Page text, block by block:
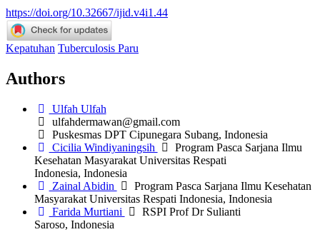
https://doi.org/10.32667/ijid.v4i1.44
Kepatuhan Tuberculosis Paru
Authors
Ulfah Ulfah
ulfahdermawan@gmail.com
Puskesmas DPT Cipunegara Subang, Indonesia
Cicilia Windiyaningsih
Program Pasca Sarjana Ilmu
Kesehatan Masyarakat Universitas Respati
Indonesia, Indonesia
Zainal Abidin
Program Pasca Sarjana Ilmu Kesehatan
Masyarakat Universitas Respati Indonesia, Indonesia
Farida Murtiani
RSPI Prof Dr Sulianti
Saroso, Indonesia